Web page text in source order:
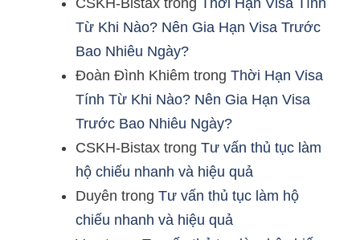
CSKH-Bistax trong Thời Hạn Visa Tính
Từ Khi Nào? Nên Gia Hạn Visa Trước
Bao Nhiêu Ngày?
Đoàn Đình Khiêm trong Thời Hạn Visa
Tính Từ Khi Nào? Nên Gia Hạn Visa
Trước Bao Nhiêu Ngày?
CSKH-Bistax trong Tư vấn thủ tục làm
hộ chiếu nhanh và hiệu quả
Duyên trong Tư vấn thủ tục làm hộ
chiếu nhanh và hiệu quả